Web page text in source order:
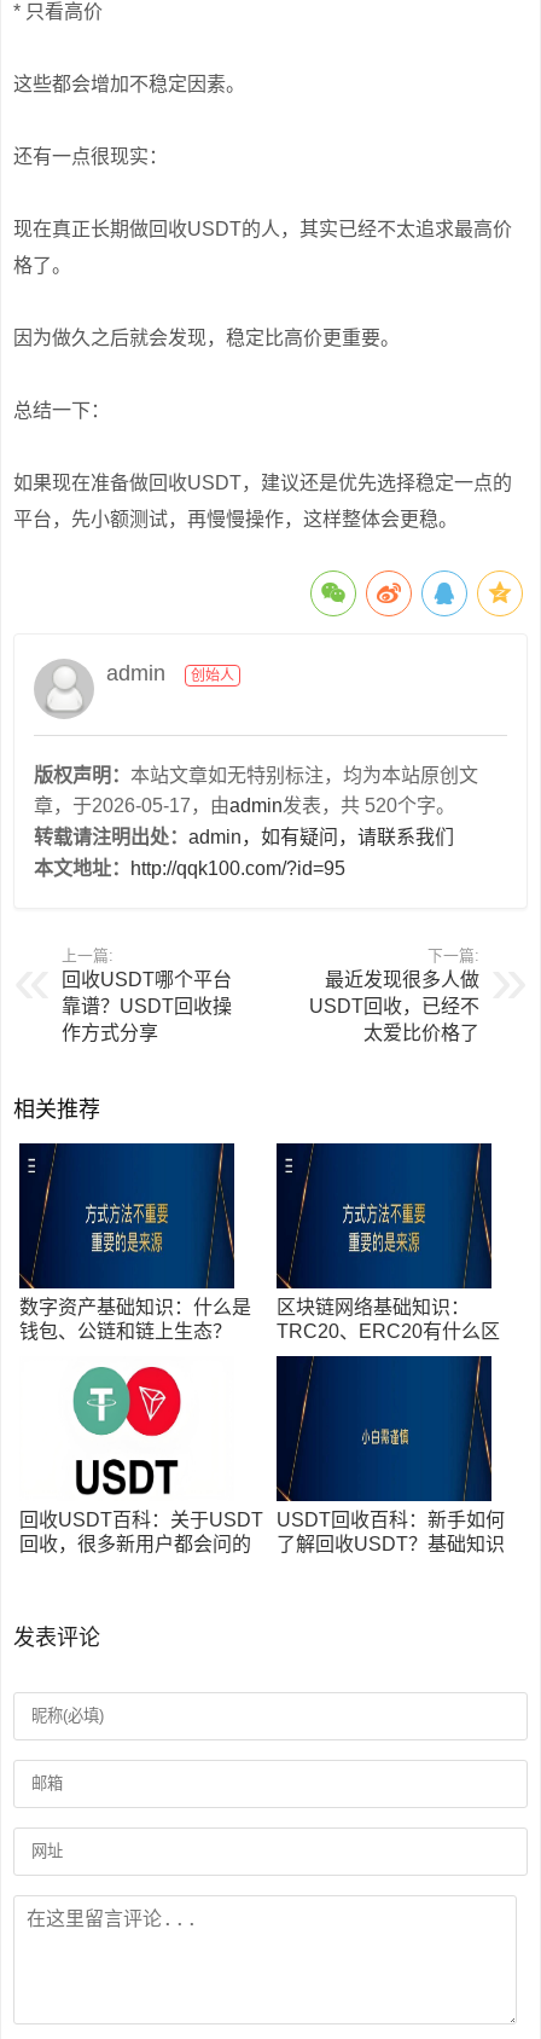
* 只看高价
这些都会增加不稳定因素。
还有一点很现实：
现在真正长期做回收USDT的人，其实已经不太追求最高价
格了。
因为做久之后就会发现，稳定比高价更重要。
总结一下：
如果现在准备做回收USDT，建议还是优先选择稳定一点的
平台，先小额测试，再慢慢操作，这样整体会更稳。
admin 创始人
版权声明： 本站文章如无特别标注，均为本站原创文
章，于2026-05-17，由admin发表，共 520个字。
转载请注明出处： admin，如有疑问，请联系我们
本文地址：
http://qqk100.com/?id=95
上一篇:
回收USDT哪个平台
靠谱？USDT回收操
作方式分享
下一篇:
最近发现很多人做
USDT回收，已经不
太爱比价格了
相关推荐
数字资产基础知识：什么是
钱包、公链和链上生态？
区块链网络基础知识：
TRC20、ERC20有什么区
别？USDT转账为什么要选
择网络？
回收USDT百科：关于USDT
回收，很多新用户都会问的
USDT回收百科：新手如何
了解回收USDT？基础知识
发表评论